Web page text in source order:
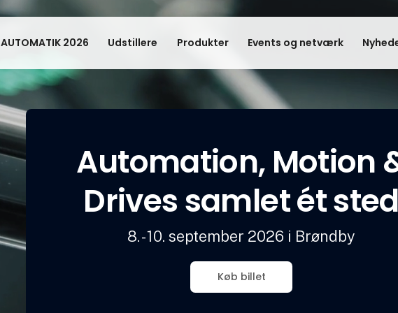
AUTOMATIK 2026 Udstillere Produkter Events og netværk
Automation, Motion
Drives samlet ét sted
8. - 10. september 2026 i Brøndby
Køb billet